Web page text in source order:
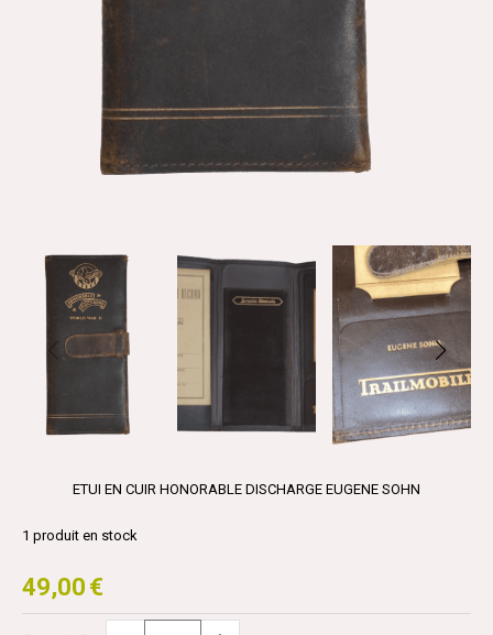
ETUI EN CUIR HONORABLE DISCHARGE EUGENE SOHN
49,00 €
1 produit en stock